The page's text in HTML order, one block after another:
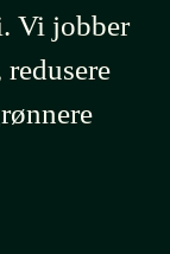
Vi jobber